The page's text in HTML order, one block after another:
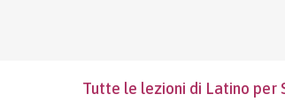
Tutte le lezioni di Latino per